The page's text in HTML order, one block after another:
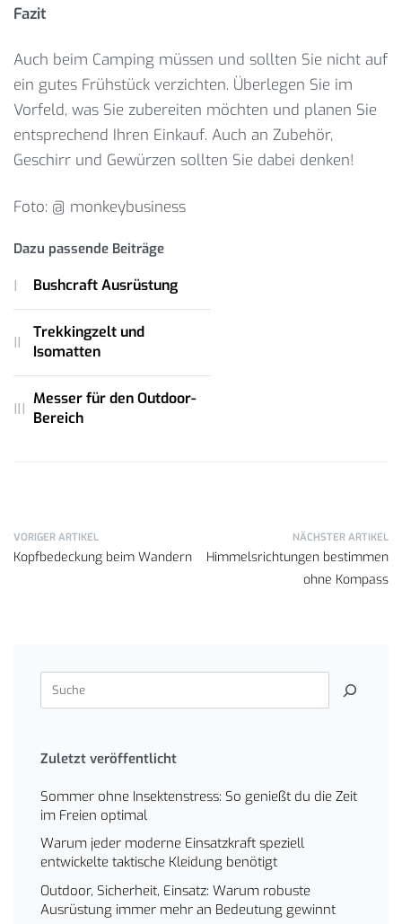
Fazit
Auch beim Camping müssen und sollten Sie nicht auf
ein gutes Frühstück verzichten. Überlegen Sie im
Vorfeld, was Sie zubereiten möchten und planen Sie
entsprechend Ihren Einkauf. Auch an Zubehör,
Geschirr und Gewürzen sollten Sie dabei denken!
Foto: @ monkeybusiness
Dazu passende Beiträge
Bushcraft Ausrüstung
Trekkingzelt und
Isomatten
Messer für den Outdoor-
Bereich
VORIGER ARTIKEL
Kopfbedeckung beim Wandern
NÄCHSTER ARTIKEL
Himmelsrichtungen bestimmen
ohne Kompass
Zuletzt veröffentlicht
Sommer ohne Insektenstress: So genießt du die Zeit
im Freien optimal
Warum jeder moderne Einsatzkraft speziell
entwickelte taktische Kleidung benötigt
Outdoor, Sicherheit, Einsatz: Warum robuste
Ausrüstung immer mehr an Bedeutung gewinnt